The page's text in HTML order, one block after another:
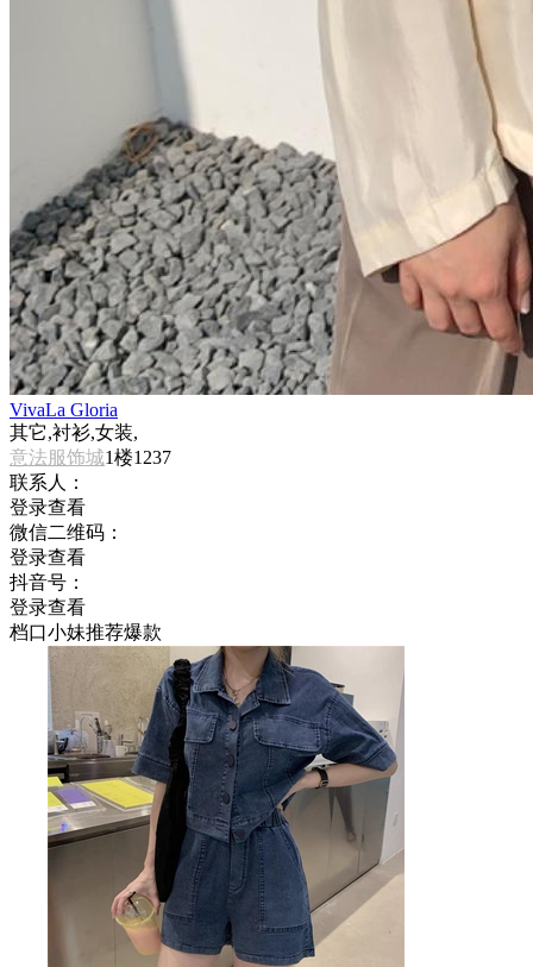
VivaLa Gloria
其它,衬衫,女装,
意法服饰城1楼1237
联系人：
登录查看
微信二维码：
登录查看
抖音号：
登录查看
档口小妹推荐爆款